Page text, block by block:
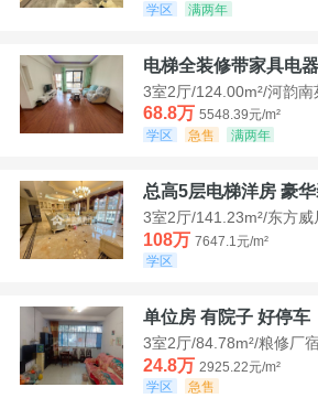
学区
满两年
电梯全装修带家具电器
3室2厅/124.00m²/河韵南
68.8万 5548.39元/m²
学区
急售 满两年
总高5层电梯洋房 豪
3室2厅/141.23m²/东方威
108万 7647.1元/m²
学区
单位房 有院子 好停车
3室2厅/84.78m²/粮修厂
24.8万 2925.22元/m²
学区
急售